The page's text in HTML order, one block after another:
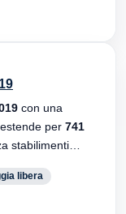
con una
per 741
stabilimenti
libera